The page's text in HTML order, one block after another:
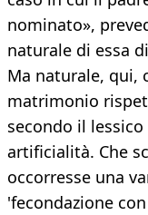
nominato»,
naturale di essa
Ma naturale, qui,
matrimonio
secondo il
artificialità. Che
occorresse una
'fecondazione